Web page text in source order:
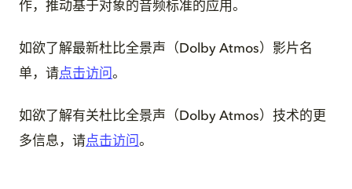
作，推动基于对象的音频标准的应用。
如欲了解最新杜比全景声（Dolby Atmos）影片名
单，请点击访问 。
如欲了解有关杜比全景声（Dolby Atmos）技术的更
多信息，请点击访问 。